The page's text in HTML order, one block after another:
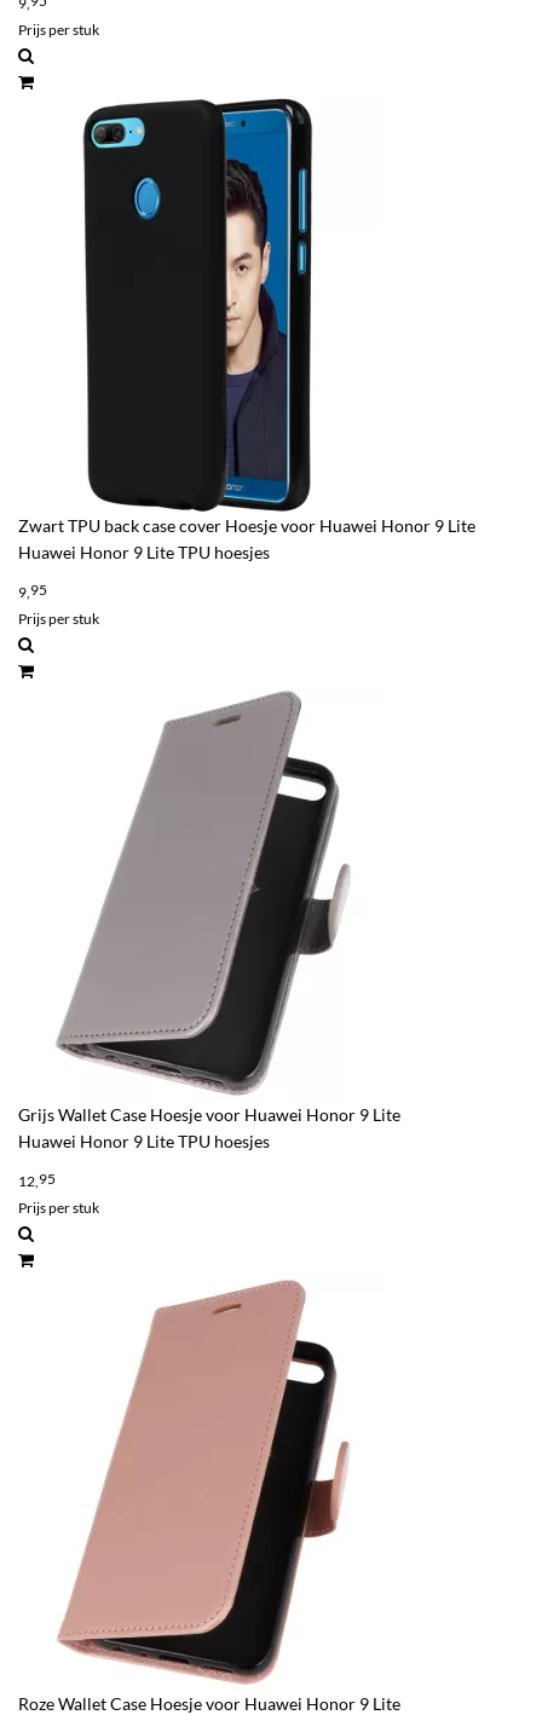
Prijs per stuk
Zwart TPU back case cover Hoesje voor Huawei Honor 9 Lite
Huawei Honor 9 Lite TPU hoesjes
9,95
Prijs per stuk
Grijs Wallet Case Hoesje voor Huawei Honor 9 Lite
Huawei Honor 9 Lite TPU hoesjes
12,95
Prijs per stuk
Roze Wallet Case Hoesje voor Huawei Honor 9 Lite